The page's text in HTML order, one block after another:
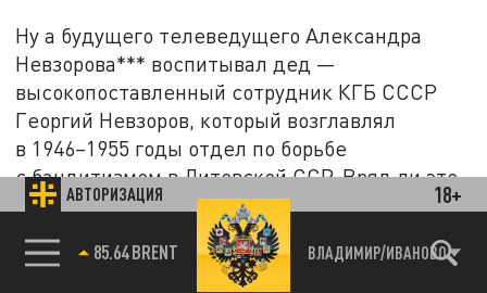
АВТОРИЗАЦИЯ 18+
85.64 BRENT ВЛАДИМИР/ИВАНОВО
Ну а будущего телеведущего Александра
Невзорова*** воспитывал дед —
высокопоставленный сотрудник КГБ СССР
Георгий Невзоров, который возглавлял
в 1946–1955 годы отдел по борьбе
с бандитизмом в Литовской ССР. Вряд ли это
дедушка вбил ему в голову мысль, будто:
Гибель России была бы благом